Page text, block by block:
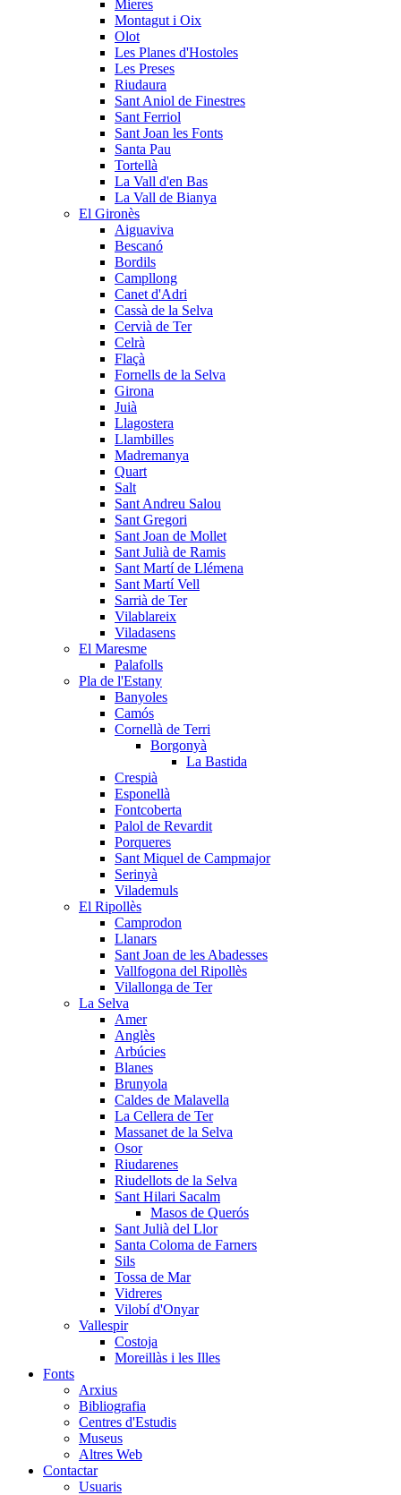
Mieres
Montagut i Oix
Olot
Les Planes d'Hostoles
Les Preses
Riudaura
Sant Aniol de Finestres
Sant Ferriol
Sant Joan les Fonts
Santa Pau
Tortellà
La Vall d'en Bas
La Vall de Bianya
El Gironès
Aiguaviva
Bescanó
Bordils
Campllong
Canet d'Adri
Cassà de la Selva
Cervià de Ter
Celrà
Flaçà
Fornells de la Selva
Girona
Juià
Llagostera
Llambilles
Madremanya
Quart
Salt
Sant Andreu Salou
Sant Gregori
Sant Joan de Mollet
Sant Julià de Ramis
Sant Martí de Llémena
Sant Martí Vell
Sarrià de Ter
Vilablareix
Viladasens
El Maresme
Palafolls
Pla de l'Estany
Banyoles
Camós
Cornellà de Terri
Borgonyà
La Bastida
Crespià
Esponellà
Fontcoberta
Palol de Revardit
Porqueres
Sant Miquel de Campmajor
Serinyà
Vilademuls
El Ripollès
Camprodon
Llanars
Sant Joan de les Abadesses
Vallfogona del Ripollès
Vilallonga de Ter
La Selva
Amer
Anglès
Arbúcies
Blanes
Brunyola
Caldes de Malavella
La Cellera de Ter
Massanet de la Selva
Osor
Riudarenes
Riudellots de la Selva
Sant Hilari Sacalm
Masos de Querós
Sant Julià del Llor
Santa Coloma de Farners
Sils
Tossa de Mar
Vidreres
Vilobí d'Onyar
Vallespir
Costoja
Moreillàs i les Illes
Fonts
Arxius
Bibliografia
Centres d'Estudis
Museus
Altres Web
Contactar
Usuaris